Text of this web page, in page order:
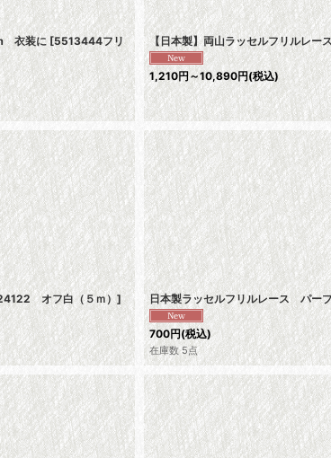
衣装に [5513444フリ
【日本製】両山ラッセルフリルレ
1,210円～10,890円(税込)
オフ白（５ｍ）] 日本製ラッセルフリルレース パ
700円(税込)
在庫数 5点